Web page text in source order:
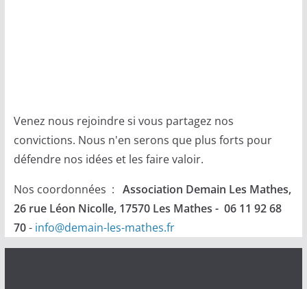
Venez nous rejoindre si vous partagez nos
convictions. Nous n'en serons que plus forts pour
défendre nos idées et les faire valoir.
Nos coordonnées : Association Demain Les Mathes,
26 rue Léon Nicolle, 17570 Les Mathes - 06 11 92 68
70- info@demain-les-mathes.fr